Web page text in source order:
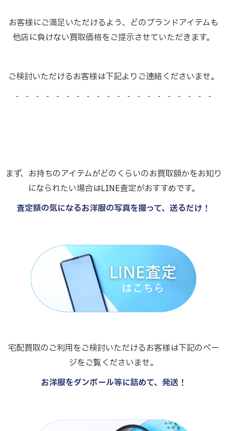
お客様にご満足いただけるよう、どのブランドアイテムも
他店に負けない買取価格をご提示させていただきます。
ご検討いただけるお客様は下記よりご連絡くださいませ。
- - - - - - - - - - - - - - - - - - - -
まず、お持ちのアイテムがどのくらいのお買取額かをお知り
になられたい場合はLINE査定がおすすめです。
査定額の気になるお洋服の写真を撮って、送るだけ！
宅配買取のご利用をご検討いただけるお客様は下記のペー
ジをご覧くださいませ。
お洋服をダンボール等に詰めて、発送！